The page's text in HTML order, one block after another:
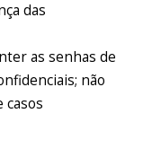
das
as senhas de
não
casos